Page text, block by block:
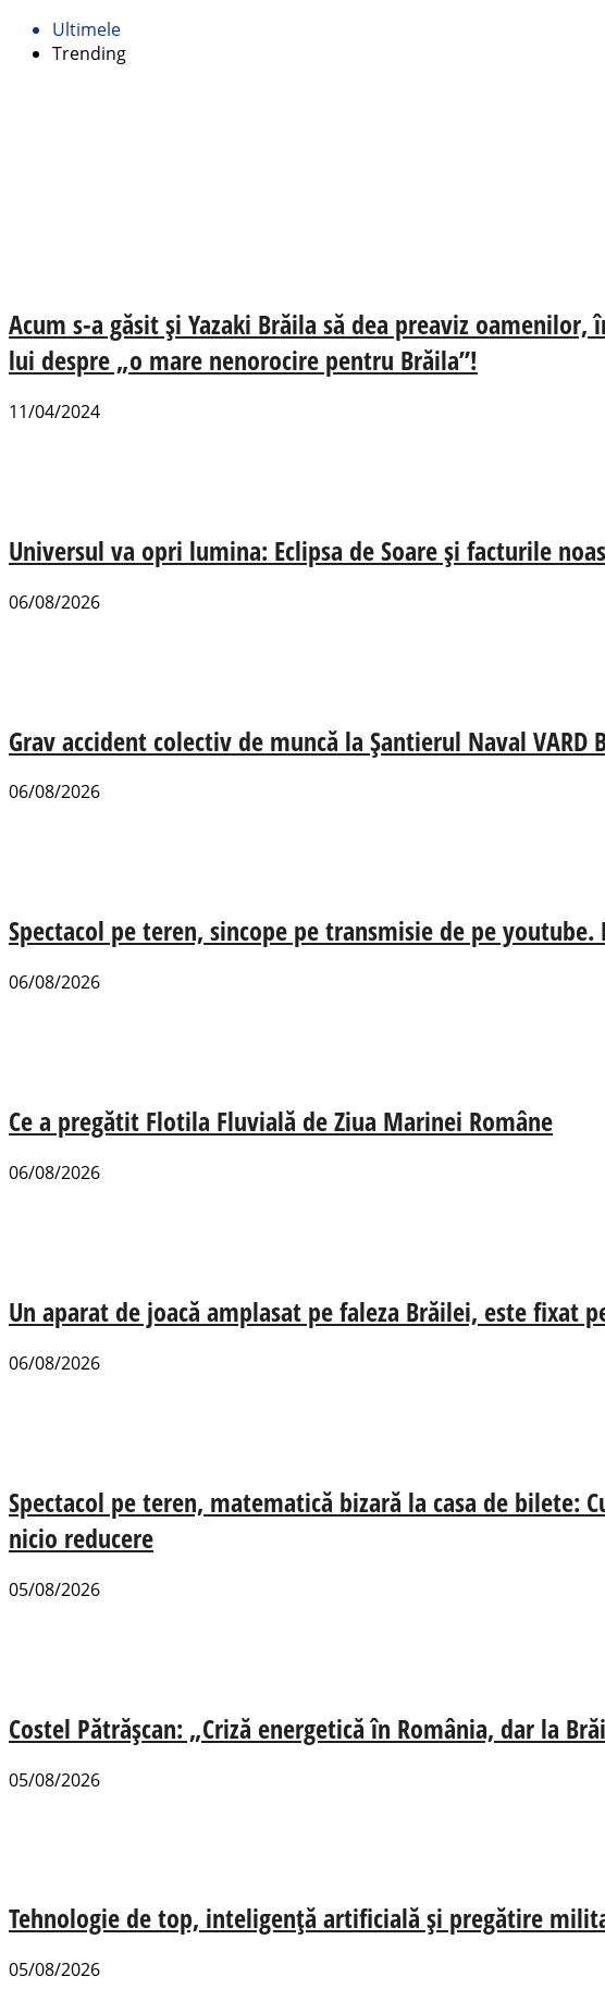
Ultimele
Trending
Acum s-a găsit și Yazaki Brăila să dea preaviz
lui despre „o mare nenorocire pentru Brăila”!
11/04/2024
Universul va opri lumina: Eclipsa de Soare și facturile
06/08/2026
Grav accident colectiv de muncă la Șantierul Naval VARD
06/08/2026
Spectacol pe teren, sincope pe transmisie de pe
06/08/2026
Ce a pregătit Flotila Fluvială de Ziua Marinei Române
06/08/2026
Un aparat de joacă amplasat pe faleza Brăilei, este fixat
06/08/2026
Spectacol pe teren, matematică bizară la casa de bilete:
nicio reducere
05/08/2026
Costel Pătrășcan: „Criză energetică în România, dar la
05/08/2026
Tehnologie de top, inteligență artificială și pregătire
05/08/2026